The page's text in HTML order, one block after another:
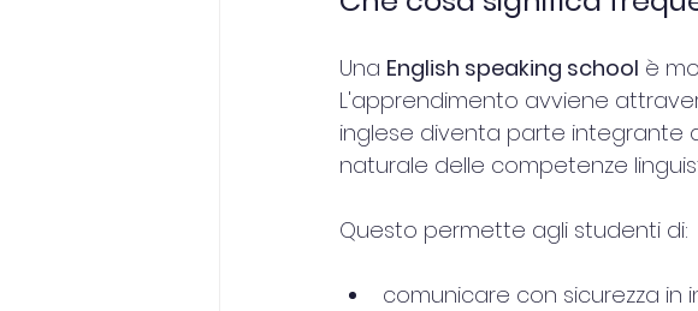
Una English speaking school è
L'apprendimento avviene
inglese diventa parte integrante
naturale delle competenze
Questo permette agli studenti di:
comunicare con sicurezza in